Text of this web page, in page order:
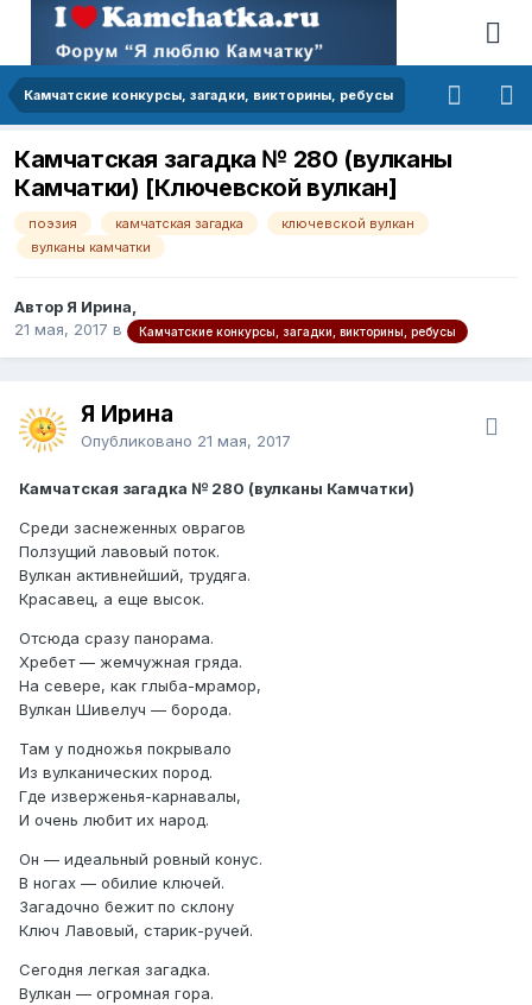
Камчатские конкурсы, загадки, викторины, ребусы
Камчатская загадка № 280 (вулканы
Камчатки) [Ключевской вулкан]
поэзия камчатская загадка
ключевской вулкан
вулканы камчатки
Автор Я Ирина,
21 мая, 2017 в Камчатские конкурсы, загадки, викторины, ребусы
Я Ирина
Опубликовано 21 мая, 2017
Камчатская загадка № 280 (вулканы Камчатки)
Среди заснеженных оврагов
Ползущий лавовый поток.
Вулкан активнейший, трудяга.
Красавец, а еще высок.
Отсюда сразу панорама.
Хребет — жемчужная гряда.
На севере, как глыба-мрамор,
Вулкан Шивелуч — борода.
Там у подножья покрывало
Из вулканических пород.
Где изверженья-карнавалы,
И очень любит их народ.
Он — идеальный ровный конус.
В ногах — обилие ключей.
Загадочно бежит по склону
Ключ Лавовый, старик-ручей.
Сегодня легкая загадка.
Вулкан — огромная гора.